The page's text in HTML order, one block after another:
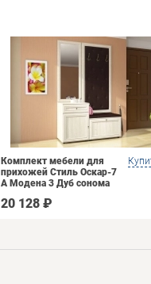
Комплект мебели для
прихожей Стиль Оскар-7
А Модена 3 Дуб сонома
20 128 ₽